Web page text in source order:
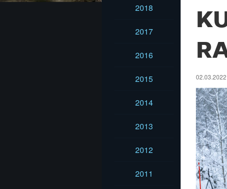
2018
2017
2016
2015
2014
2013
2012
2011